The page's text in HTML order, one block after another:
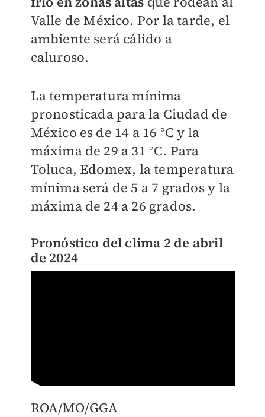
Valle de México. Por la tarde, el
ambiente será cálido a
caluroso.
La temperatura mínima
pronosticada para la Ciudad de
México es de 14 a 16 °C y la
máxima de 29 a 31 °C. Para
Toluca, Edomex, la temperatura
mínima será de 5 a 7 grados y la
máxima de 24 a 26 grados.
Pronóstico del clima 2 de abril
de 2024
ROA/MO/GGA